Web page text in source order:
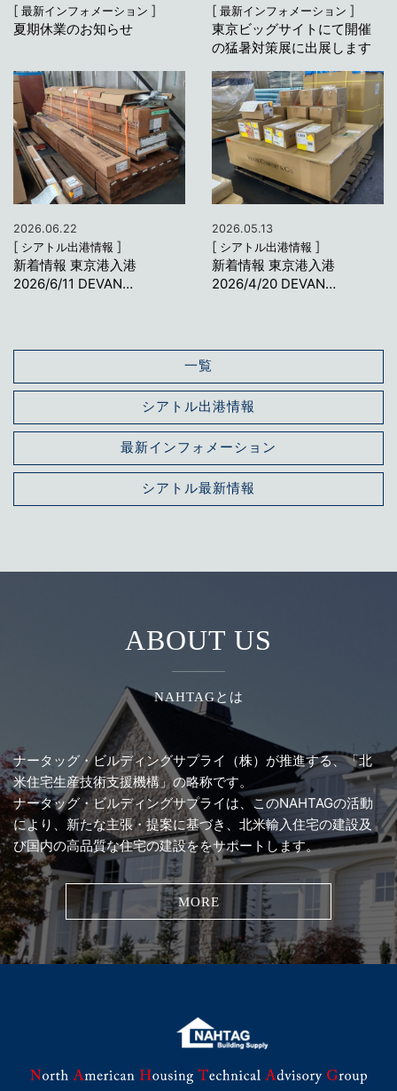
[ 最新インフォメーション ]
夏期休業のお知らせ
[ 最新インフォメーション ]
東京ビッグサイトにて開催
の猛暑対策展に出展します
2026.06.22
[ シアトル出港情報 ]
新着情報 東京港入港
2026/6/11 DEVAN…
2026.05.13
[ シアトル出港情報 ]
新着情報 東京港入港
2026/4/20 DEVAN…
一覧
シアトル出港情報
最新インフォメーション
シアトル最新情報
ABOUT US
NAHTAGとは
ナータッグ・ビルディングサプライ（株）が推進する、「北
米住宅生産技術支援機構」の略称です。
ナータッグ・ビルディングサプライは、このNAHTAGの活動
により、 新たな主張・提案に基づき、北米輸入住宅の建設及
び国内の高品質な住宅の建設ををサポートします。
MORE